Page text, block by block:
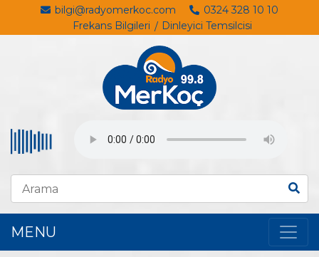
bilgi@radyomerkoc.com
0324 328 10 10
Frekans Bilgileri
Dinleyici Temsilcisi
MENU